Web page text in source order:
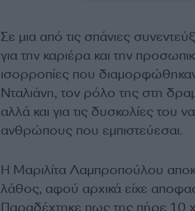
Σε μια από τις σπάνιες
για την καριέρα και την
ισορροπίες που
Νταλιάνη, τον ρόλο της στη
αλλά και για τις δυσκολίες του
ανθρώπους που εμπιστεύεσαι.
Η Μαριλίτα Λαμπροπούλου
λάθος, αφού αρχικά είχε
Παραδέχτηκε πως της πήρε 10